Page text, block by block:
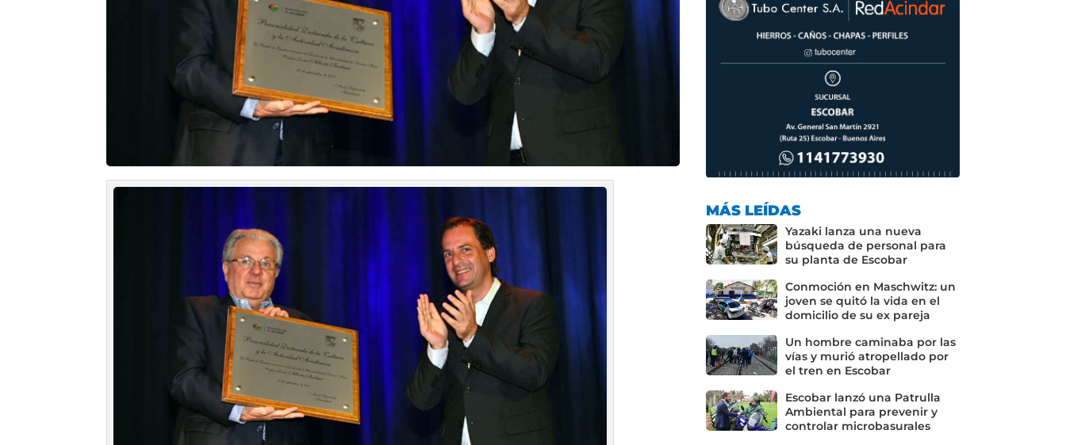
MÁS LEÍDAS
Yazaki lanza una nueva
búsqueda de personal para
su planta de Escobar
Conmoción en Maschwitz: un
joven se quitó la vida en el
domicilio de su ex pareja
Un hombre caminaba por las
vías y murió atropellado por
el tren en Escobar
Escobar lanzó una Patrulla
Ambiental para prevenir y
controlar microbasurales